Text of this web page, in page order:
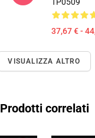
37,67 € -
VISUALIZZA ALTRO
Prodotti correlati